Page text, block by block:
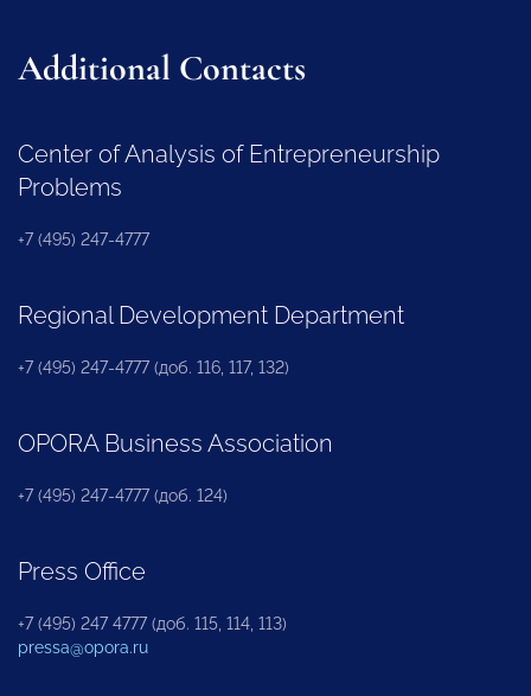
Additional Contacts
Center of Analysis of Entrepreneurship
Problems
+7 (495) 247-4777
Regional Development Department
+7 (495) 247-4777 (доб. 116, 117, 132)
OPORA Business Association
+7 (495) 247-4777 (доб. 124)
Press Office
+7 (495) 247 4777 (доб. 115, 114, 113)
pressa@opora.ru